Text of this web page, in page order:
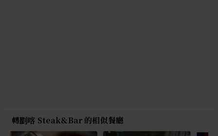
轉剭喀 Steak&Bar 的相似餐廳